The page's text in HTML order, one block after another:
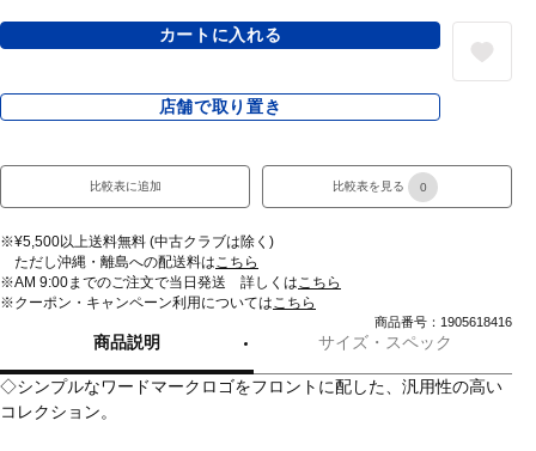
カートに入れる
店舗で取り置き
比較表に追加 比較表を見る 0
※¥5,500以上送料無料 (中古クラブは除く)
ただし沖縄・離島への配送料はこちら
※AM 9:00までのご注文で当日発送 詳しくはこちら
※クーポン・キャンペーン利用についてはこちら
商品番号：1905618416
商品説明 サイズ・スペック
◇シンプルなワードマークロゴをフロントに配した、汎用性の高い
コレクション。